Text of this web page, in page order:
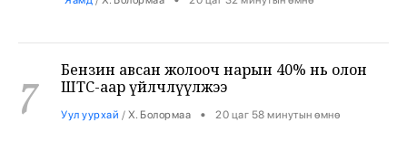
7 Уул уурхай /Х. Болормаа • 20 цаг 58 минутын өмнө